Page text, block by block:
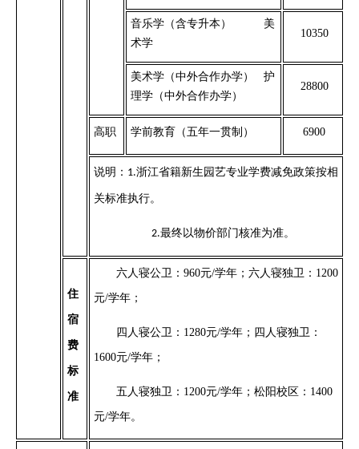
音乐学（含专升本）
美
术学
10350
美术学（中外合作办学） 护
理学（中外合作办学）
28800
高职 学前教育（五年一贯制） 6900
说明： 1.浙江省籍新生园艺专业学费减免政策按相
关标准执行。
2.最终以物价部门核准为准。
住
宿
费
标
准
六人寝公卫： 960元/学年；六人寝独卫：1200
元/学年；
四人寝公卫： 1280元/学年；四人寝独卫：
1600元/学年；
五人寝独卫： 1200元/学年；松阳校区：1400
元/学年。